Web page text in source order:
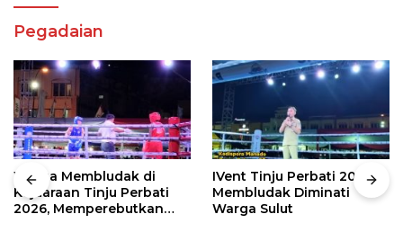
Pegadaian
Warga Membludak di
Kejuaraan Tinju Perbati
2026, Memperebutkan
IVent Tinju Perbati 2026
Membludak Diminati
Warga Sulut